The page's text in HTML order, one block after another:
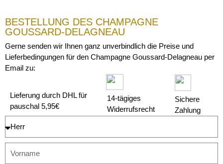
BESTELLUNG DES CHAMPAGNE
GOUSSARD-DELAGNEAU
Gerne senden wir Ihnen ganz unverbindlich die Preise und
Lieferbedingungen für den Champagne Goussard-Delagneau per
Email zu:
Lieferung durch DHL für
pauschal 5,95€
14-tägiges
Widerrufsrecht
Sichere
Zahlung